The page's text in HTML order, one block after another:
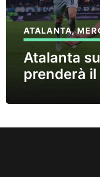
ATALANTA,
Atalanta
prenderà